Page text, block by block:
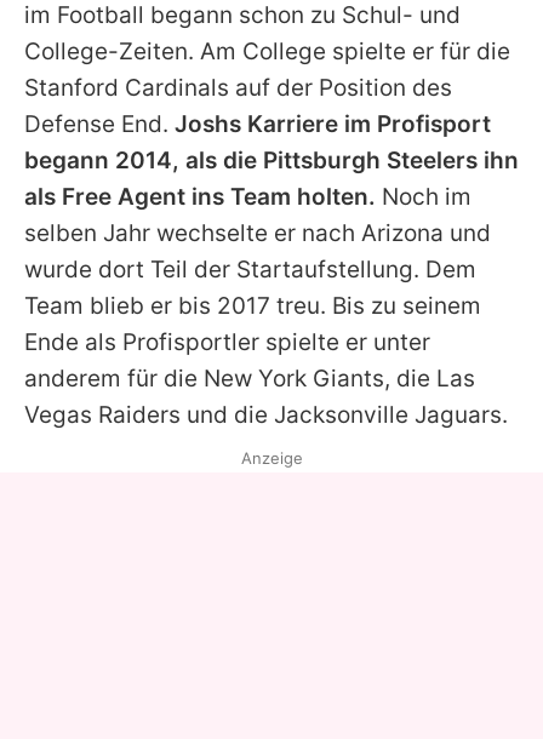
im Football begann schon zu Schul- und
College-Zeiten. Am College spielte er für die
Stanford Cardinals auf der Position des
Defense End. Joshs Karriere im Profisport
begann 2014, als die Pittsburgh Steelers ihn
als Free Agent ins Team holten. Noch im
selben Jahr wechselte er nach Arizona und
wurde dort Teil der Startaufstellung. Dem
Team blieb er bis 2017 treu. Bis zu seinem
Ende als Profisportler spielte er unter
anderem für die New York Giants, die Las
Vegas Raiders und die Jacksonville Jaguars.
Anzeige